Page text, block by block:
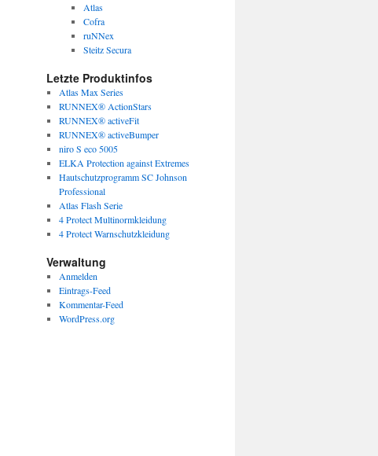
Atlas
Cofra
ruNNex
Steitz Secura
Letzte Produktinfos
Atlas Max Series
RUNNEX® ActionStars
RUNNEX® activeFit
RUNNEX® activeBumper
niro S eco 5005
ELKA Protection against Extremes
Hautschutzprogramm SC Johnson
Professional
Atlas Flash Serie
4 Protect Multinormkleidung
4 Protect Warnschutzkleidung
Verwaltung
Anmelden
Eintrags-Feed
Kommentar-Feed
WordPress.org